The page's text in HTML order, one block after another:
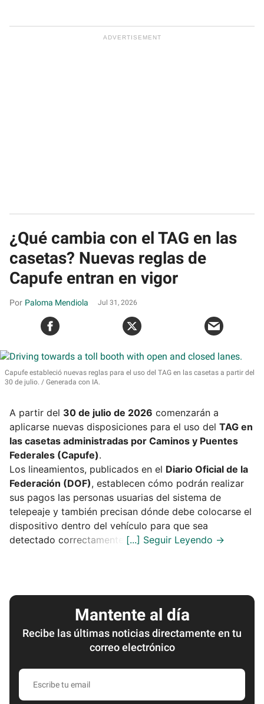
¿Qué cambia con el TAG en las
casetas? Nuevas reglas de
Capufe entran en vigor
Paloma Mendiola Jul 31, 2026
Capufe estableció nuevas reglas para el uso del TAG en las casetas a partir del
30 de julio.
Generada con IA.
A partir del 30 de julio de 2026 comenzarán a
aplicarse nuevas disposiciones para el uso del TAG en
las casetas administradas por Caminos y Puentes
Federales (Capufe).
Los lineamientos, publicados en el Diario Oficial de la
Federación (DOF), establecen cómo podrán realizar
sus pagos las personas usuarias del sistema de
telepeaje y también precisan dónde debe colocarse el
dispositivo dentro del vehículo para que sea
detectado correctamente.
Mantente al día
Recibe las últimas noticias directamente en tu
correo electrónico
Escribe
email